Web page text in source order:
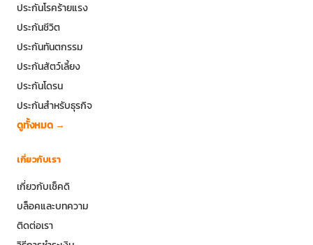
ประกันโรคร้ายแรง
ประกันชีวิต
ประกันทันตกรรม
ประกันสัตว์เลี้ยง
ประกันโดรน
ประกันสำหรับธุรกิจ
ดูทั้งหมด →
เกี่ยวกับเรา
เกี่ยวกับเช็คดิ
บล็อคและบทความ
ติดต่อเรา